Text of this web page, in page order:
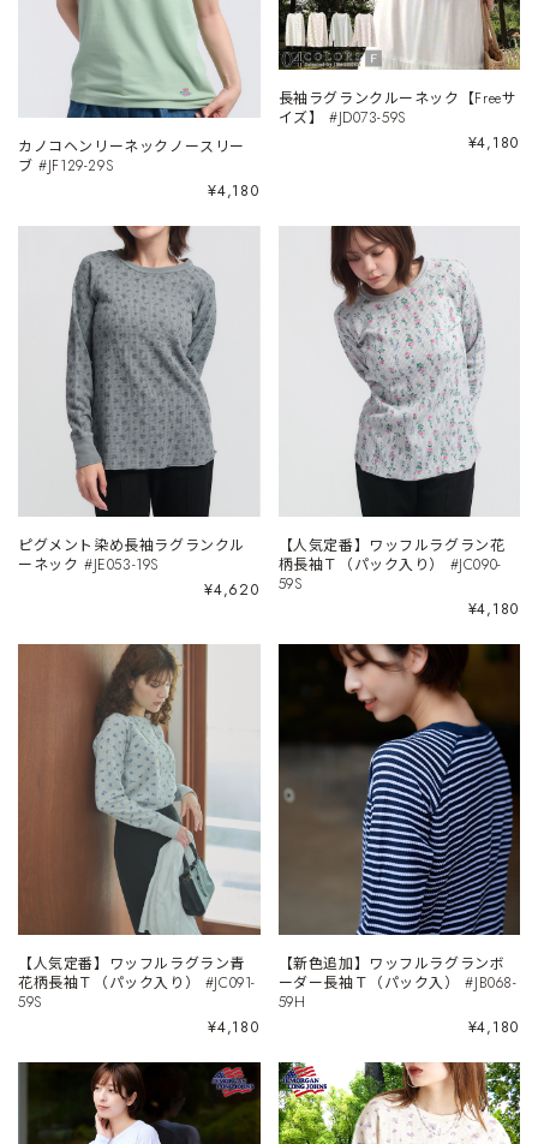
カノコヘンリーネックノースリー
ブ #JF129-29S
¥4,180
長袖ラグランクルーネック【Freeサ
イズ】 #JD073-59S
¥4,180
ピグメント染め長袖ラグランクル
ーネック #JE053-19S
¥4,620
【人気定番】ワッフルラグラン花
柄長袖Ｔ（パック入り） #JC090-
59S
¥4,180
【人気定番】ワッフルラグラン青
花柄長袖Ｔ（パック入り） #JC091-
59S
¥4,180
【新色追加】ワッフルラグランボ
ーダー長袖Ｔ（パック入） #JB068-
59H
¥4,180